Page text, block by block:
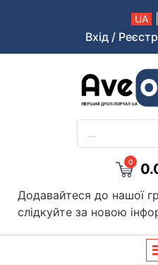
UA
Вхід /
Aveopt – оптова
PRODUCTS
SEARCH
0
Додавайтеся до нашої
слідкуйте за новою